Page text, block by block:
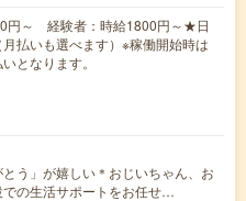
円～ 経験者：時給1800円～★日
払いも選べます）※稼働開始時は
となります。
う」が嬉しい＊おじいちゃん、お
の生活サポートをお任せ…